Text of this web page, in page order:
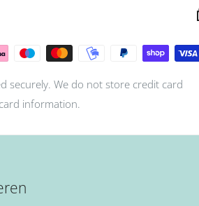
securely. We do not store credit card
information.